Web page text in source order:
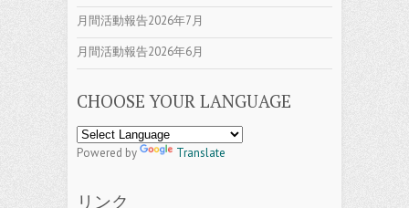
月間活動報告2026年7月
月間活動報告2026年6月
CHOOSE YOUR LANGUAGE
Powered by Translate
リンク